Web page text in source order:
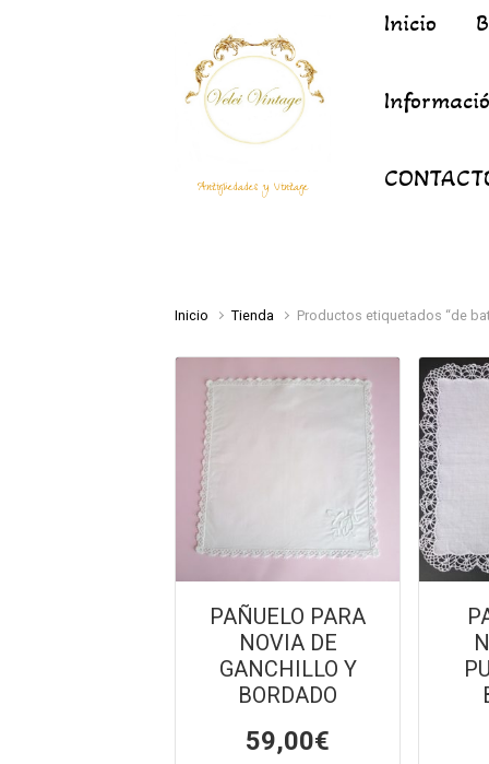
Antigüedades y Vintage
Inicio
Inicio Tienda Productos etiquetados “de
PAÑUELO PARA
NOVIA DE
GANCHILLO Y
BORDADO
59,00€